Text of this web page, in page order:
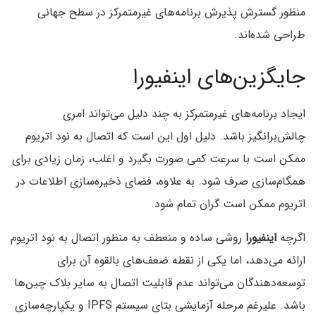
منظور گسترش پذیرش برنامه‌های غیرمتمرکز در سطح جهانی
طراحی شده‌اند.
جایگزین‌های اینفیورا
ایجاد برنامه‌های غیرمتمرکز به چند دلیل می‌تواند امری
چالش‌برانگیز باشد. دلیل اول این است که اتصال به نود اتریوم
ممکن است با سرعت کمی صورت بگیرد و اغلب، زمان زیادی برای
همگام‌سازی صرف شود. به علاوه، فضای ذخیره‌سازی اطلاعات در
اتریوم ممکن است گران تمام شود.
اگرچه اینفیورا روشی ساده و منعطف به منظور اتصال به نود اتریوم
ارائه می‌دهد، اما یکی از نقطه ضعف‌های بالقوه آن برای
توسعه‌دهندگان می‌تواند عدم قابلیت اتصال به سایر بلاک چین‌ها
باشد. علیرغم مرحله آزمایشی بتای سیستم IPFS و یکپارچه‌سازی